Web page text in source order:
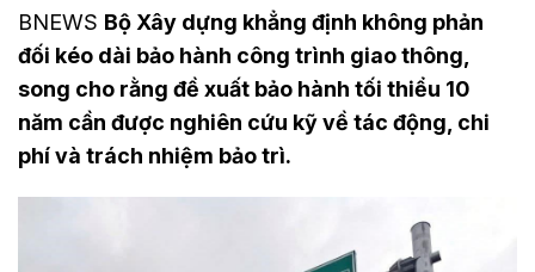
BNEWS Bộ Xây dựng khẳng định không phản
đối kéo dài bảo hành công trình giao thông,
song cho rằng đề xuất bảo hành tối thiểu 10
năm cần được nghiên cứu kỹ về tác động, chi
phí và trách nhiệm bảo trì.